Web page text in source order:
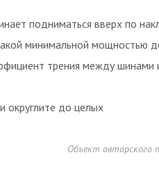
подниматься вверх по
минимальной мощностью
трения между шинами
округлите до целых
Объект авторского